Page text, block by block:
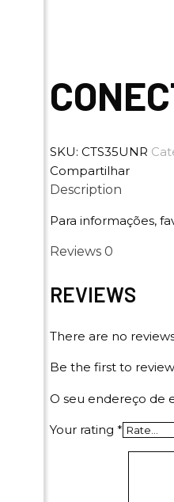
SKU: CTS35UNR
Compartilhar
Description
Para informações,
Reviews 0
REVIEWS
There are no
Be the first to review
O seu endereço de
Your rating *